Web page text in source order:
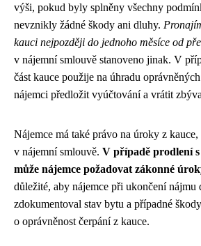
výši, pokud byly splněny všechny
nevznikly žádné škody ani dluhy.
kauci nejpozději do jednoho měsíce od
v nájemní smlouvě stanoveno jinak. V
část kauce použije na úhradu
nájemci předložit vyúčtování a vrátit
Nájemce má také právo na úroky z
v nájemní smlouvě. V případě prodlení
může nájemce požadovat zákonné
důležité, aby nájemce při ukončení nájmu
zdokumentoval stav bytu a případné
o oprávněnost čerpání z kauce.